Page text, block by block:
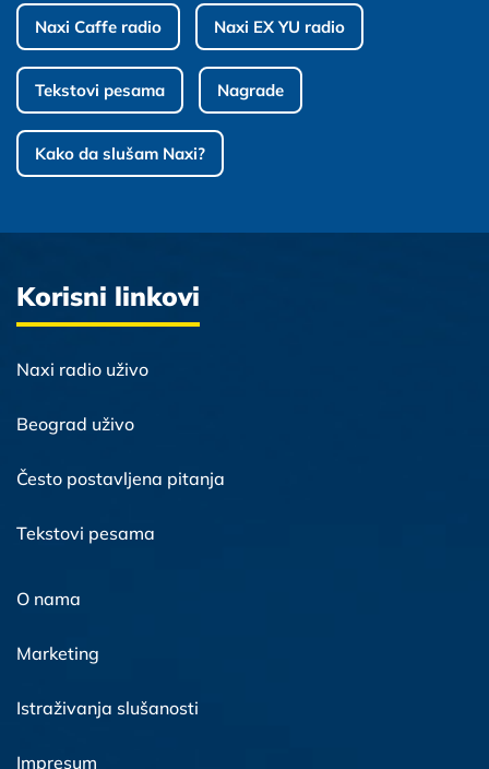
Naxi Caffe radio Naxi EX YU radio
Tekstovi pesama Nagrade
Kako da slušam Naxi?
Korisni linkovi
Naxi radio uživo
Beograd uživo
Često postavljena pitanja
Tekstovi pesama
O nama
Marketing
Istraživanja slušanosti
Impresum